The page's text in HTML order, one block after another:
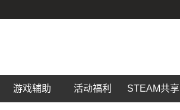
游戏辅助 活动福利 STEAM共享